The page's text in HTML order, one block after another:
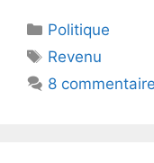
er e
b
o
Catégories
Politique
Étiquettes
Revenu
8